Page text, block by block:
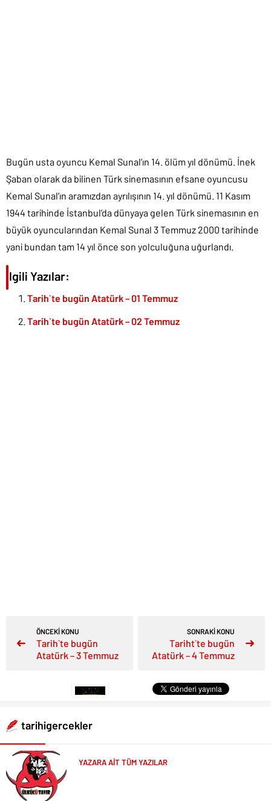
Bugün usta oyuncu Kemal Sunal’ın 14. ölüm yıl dönümü. İnek
Şaban olarak da bilinen Türk sinemasının efsane oyuncusu
Kemal Sunal’ın aramızdan ayrılışının 14. yıl dönümü. 11 Kasım
1944 tarihinde İstanbul’da dünyaya gelen Türk sinemasının en
büyük oyuncularından Kemal Sunal 3 Temmuz 2000 tarihinde
yani bundan tam 14 yıl önce son yolculuğuna uğurlandı.
İlgili Yazılar:
Tarih`te bugün Atatürk – 01 Temmuz
Tarih`te bugün Atatürk – 02 Temmuz
ÖNCEKİ KONU
Tarih`te bugün
Atatürk – 3 Temmuz
SONRAKİ KONU
Tariht`te bugün
Atatürk – 4 Temmuz
tarihigercekler
YAZARA AİT TÜM YAZILAR